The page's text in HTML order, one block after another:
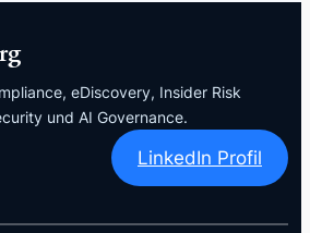
eDiscovery, Insider Risk
und AI Governance.
LinkedIn Profil